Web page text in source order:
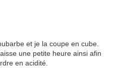
et je la coupe en cube.
une petite heure ainsi afin
en acidité.